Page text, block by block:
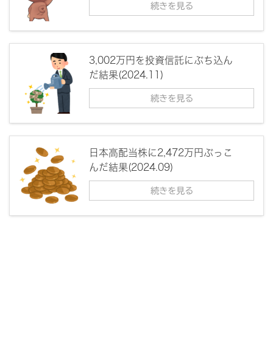
続きを見る
3,002万円を投資信託にぶち込ん
だ結果(2024.11)
続きを見る
日本高配当株に2,472万円ぶっこ
んだ結果(2024.09)
続きを見る